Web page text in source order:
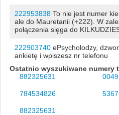
222953838To nie jest numer
ale do Mauretanii (+222). W
połączenia sięga do
222903740ePsycholodzy,
ankietę i wpiszesz nr telefonu
Ostatnio wyszukiwane numery
882325631
784534826
882325631